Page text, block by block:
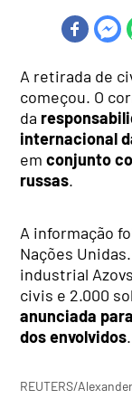
A retirada de
começou. O
da
internacional
emconjunto
russas.
A informação
Nações
industrial
civis e 2.000
anunciada
dos envolvidos.
REUTERS/